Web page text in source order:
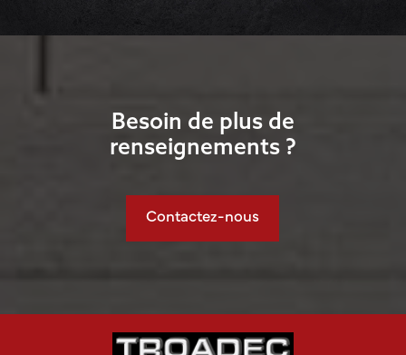
Besoin de plus de
renseignements ?
Contactez-nous